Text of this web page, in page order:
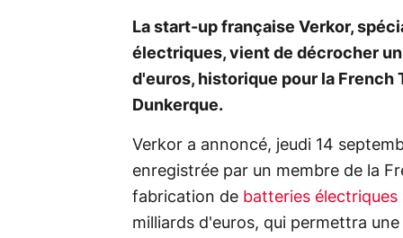
La start-up française Verkor,
électriques, vient de décrocher
d'euros, historique pour la French
Dunkerque.
Verkor a annoncé, jeudi 14
enregistrée par un membre de la
fabrication de batteries électriques
milliards d'euros, qui permettra